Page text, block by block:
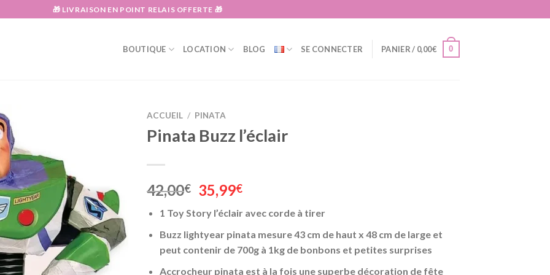
🎁 LIVRAISON EN POINT RELAIS OFFERTE 🎁
BOUTIQUE LOCATION BLOG SE CONNECTER PANIER / 0,00€ 0
ACCUEIL / PINATA
Pinata Buzz l’éclair
42,00€ Le
prix
initial
était :
42,00€.
35,99€Le
actuel
est :
35,99€.
1 Toy Story l’éclair avec corde à tirer
Buzz lightyear pinata mesure 43 cm de haut x 48 cm de large et
peut contenir de 700g à 1kg de bonbons et petites surprises
Accrocheur pinata est à la fois une superbe décoration de fête